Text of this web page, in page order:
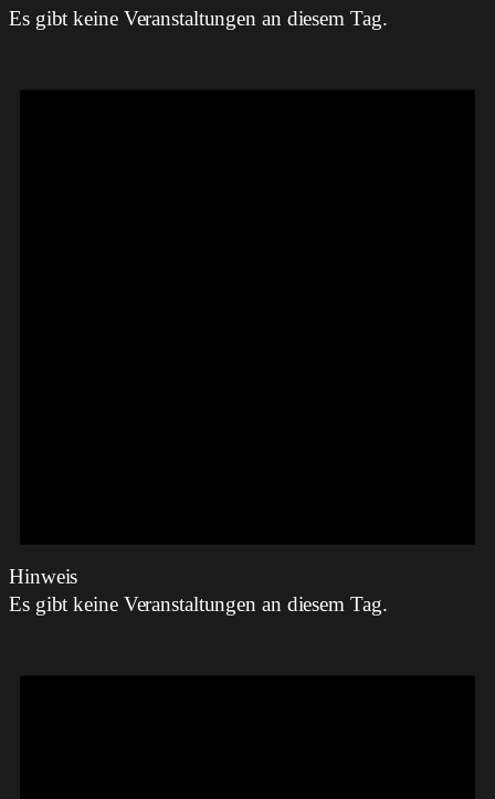
Es gibt keine Veranstaltungen an diesem Tag.
Hinweis
Es gibt keine Veranstaltungen an diesem Tag.